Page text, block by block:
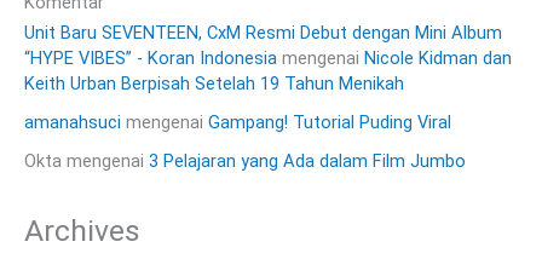
Unit Baru SEVENTEEN, CxM Resmi Debut dengan Mini Album
“HYPE VIBES” - Koran Indonesia mengenai Nicole Kidman dan
Keith Urban Berpisah Setelah 19 Tahun Menikah
amanahsuci mengenai Gampang! Tutorial Puding Viral
Okta mengenai 3 Pelajaran yang Ada dalam Film Jumbo
Archives